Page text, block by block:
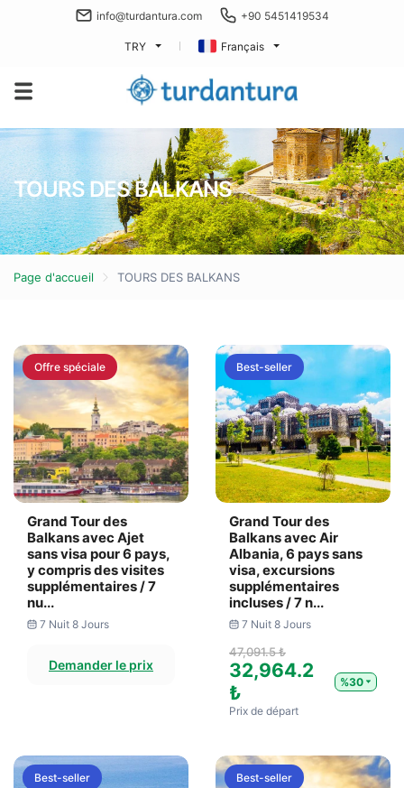
info@turdantura.com +90 5451419534
TRY Français
TOURS DES BALKANS
Page d'accueil TOURS DES BALKANS
Offre spéciale
Grand Tour des
Balkans avec Ajet
sans visa pour 6 pays,
y compris des visites
supplémentaires / 7
nu...
7 Nuit 8 Jours
Demander le prix
Best-seller
Grand Tour des
Balkans avec Air
Albania, 6 pays sans
visa, excursions
supplémentaires
incluses / 7 n...
7 Nuit 8 Jours
47,091.5 ₺
32,964.2
₺
%30
Prix ​​de départ
Best-seller Best-seller